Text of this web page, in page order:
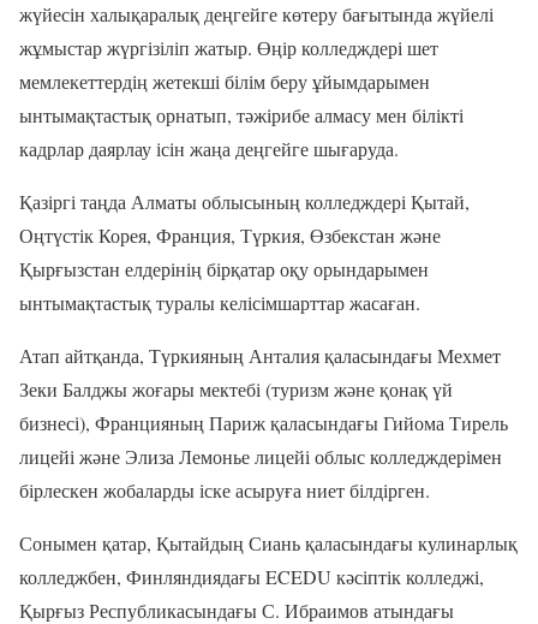
жүйесін халықаралық деңгейге көтеру бағытында жүйелі
жұмыстар жүргізіліп жатыр. Өңір колледждері шет
мемлекеттердің жетекші білім беру ұйымдарымен
ынтымақтастық орнатып, тәжірибе алмасу мен білікті
кадрлар даярлау ісін жаңа деңгейге шығаруда.
Қазіргі таңда Алматы облысының колледждері Қытай,
Оңтүстік Корея, Франция, Түркия, Өзбекстан және
Қырғызстан елдерінің бірқатар оқу орындарымен
ынтымақтастық туралы келісімшарттар жасаған.
Атап айтқанда, Түркияның Анталия қаласындағы Мехмет
Зеки Балджы жоғары мектебі (туризм және қонақ үй
бизнесі), Францияның Париж қаласындағы Гийома Тирель
лицейі және Элиза Лемонье лицейі облыс колледждерімен
бірлескен жобаларды іске асыруға ниет білдірген.
Сонымен қатар, Қытайдың Сиань қаласындағы кулинарлық
колледжбен, Финляндиядағы ECEDU кәсіптік колледжі,
Қырғыз Республикасындағы С. Ибраимов атындағы